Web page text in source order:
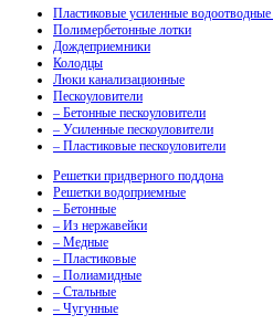
Пластиковые усиленные водоотводные
Полимербетонные лотки
Дождеприемники
Колодцы
Люки канализационные
Пескоуловители
– Бетонные пескоуловители
– Усиленные пескоуловители
– Пластиковые пескоуловители
Решетки придверного поддона
Решетки водоприемные
– Бетонные
– Из нержавейки
– Медные
– Пластиковые
– Полиамидные
– Стальные
– Чугунные